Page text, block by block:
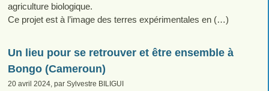
agriculture biologique.
Ce projet est à l’image des terres expérimentales en (…)
Un lieu pour se retrouver et être ensemble à
Bongo (Cameroun)
20 avril 2024, par Sylvestre BILIGUI